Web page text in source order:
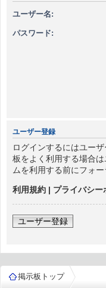
ユーザー名:
パスワード:
ユーザー登録
ログインするにはユー
板をよく利用する場合
ムを利用する前にフォ
利用規約 | プライバシー
ユーザー登録
掲示板トップ